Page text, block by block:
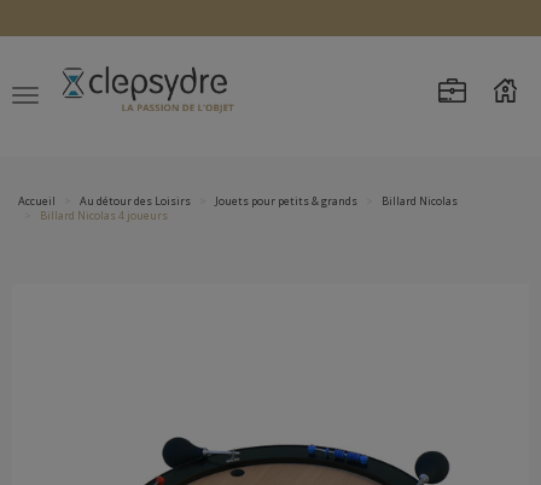
Accueil Au détour des Loisirs Jouets pour petits & grands
Billard Nicolas
Billard Nicolas 4 joueurs